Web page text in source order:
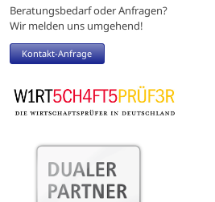
Beratungsbedarf oder Anfragen?
Wir melden uns umgehend!
Kontakt-Anfrage